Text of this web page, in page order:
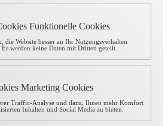
Funktionelle Cookies
die Website besser an Ihr Nutzungsverhalten
Es werden keine Daten mit Dritten geteilt.
Marketing Cookies
Traffic-Analyse und dazu, Ihnen mehr Komfort
Inhalten und Social Media zu bieten.